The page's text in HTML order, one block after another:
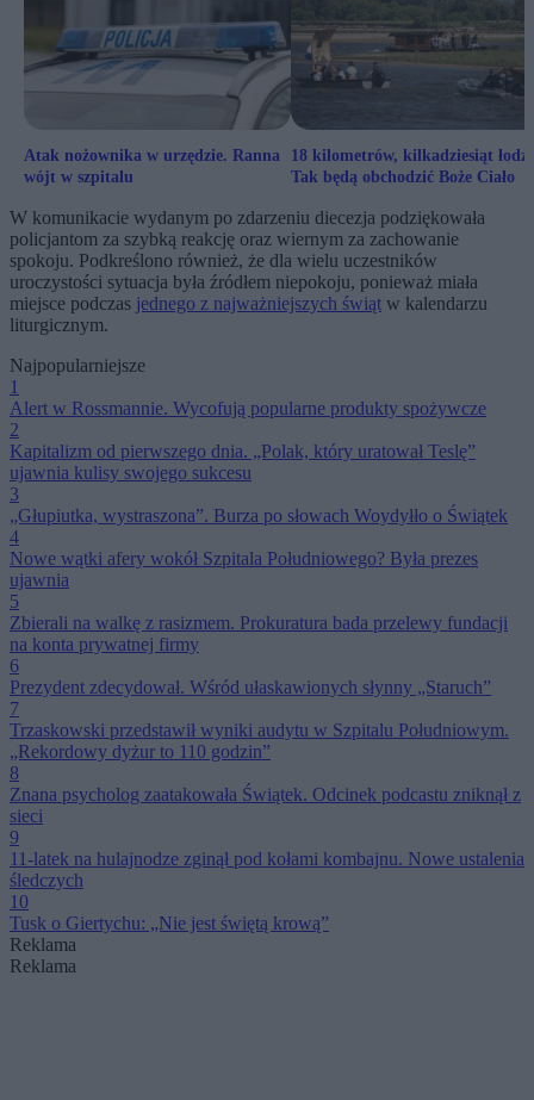
Atak nożownika w urzędzie. Ranna
wójt w szpitalu
18 kilometrów, kilkadziesiąt
Tak będą obchodzić Boże Ciało
W komunikacie wydanym po zdarzeniu diecezja podziękowała
policjantom za szybką reakcję oraz wiernym za zachowanie
spokoju. Podkreślono również, że dla wielu uczestników
uroczystości sytuacja była źródłem niepokoju, ponieważ miała
miejsce podczas jednego z najważniejszych świąt w kalendarzu
liturgicznym.
Najpopularniejsze
1
Alert w Rossmannie. Wycofują popularne produkty spożywcze
2
Kapitalizm od pierwszego dnia. „Polak, który uratował Teslę”
ujawnia kulisy swojego sukcesu
3
„Głupiutka, wystraszona”. Burza po słowach Woydyłło o Świątek
4
Nowe wątki afery wokół Szpitala Południowego? Była prezes
ujawnia
5
Zbierali na walkę z rasizmem. Prokuratura bada przelewy fundacji
na konta prywatnej firmy
6
Prezydent zdecydował. Wśród ułaskawionych słynny „Staruch”
7
Trzaskowski przedstawił wyniki audytu w Szpitalu Południowym.
„Rekordowy dyżur to 110 godzin”
8
Znana psycholog zaatakowała Świątek. Odcinek podcastu zniknął z
sieci
9
11-latek na hulajnodze zginął pod kołami kombajnu. Nowe ustalenia
śledczych
10
Tusk o Giertychu: „Nie jest świętą krową”
Reklama
Reklama